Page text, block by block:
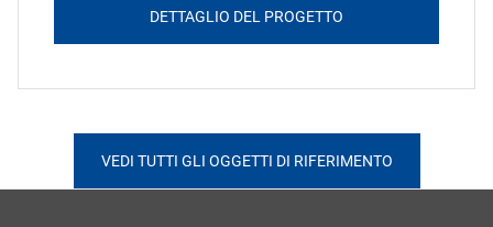
DETTAGLIO DEL PROGETTO
VEDI TUTTI GLI OGGETTI DI RIFERIMENTO